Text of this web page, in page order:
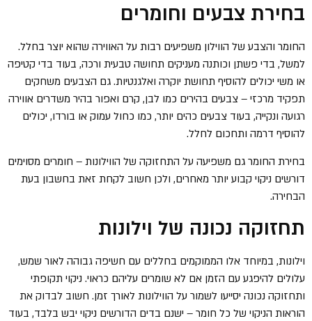
בחירת צבעים וחומרים
החומר והצבע של הווילון משפיעים רבות על האווירה שהוא יוצר בחלל.
למשל, בדי פשתן וכותנה מעניקים תחושה טבעית ורכה, בעוד בדי קטיפה
או משי יכולים להוסיף תחושת יוקרה ואלגנטיות. גם הצבעים משחקים
תפקיד מרכזי – צבעים בהירים כמו לבן, קרם ואפור בהיר משדרים אווירה
רגועה ונקייה, בעוד צבעים כהים יותר, כמו כחול עמוק או בורדו, יכולים
להוסיף דרמה ותחכום לחלל.
בחירת החומר גם משפיעה על התחזוקה של הווילונות – חומרים מסוימים
דורשים ניקוי קבוע יותר מאחרים, ולכן חשוב לקחת זאת בחשבון בעת
הבחירה.
תחזוקה נכונה של וילונות
וילונות, במיוחד אלו הממוקמים בחללים עם חשיפה גבוהה לאור שמש,
עלולים להיפגע עם הזמן אם לא שומרים עליהם כראוי. ניקוי תקופתי
ותחזוקה נכונה יסייעו לשמור על הווילונות לאורך זמן. חשוב לבדוק את
הוראות הניקוי של כל חומר – ישנם בדים הדורשים ניקוי יבש בלבד, בעוד